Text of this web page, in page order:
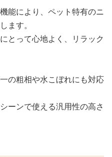
能により、ペット特有のニ
ます。
とって心地よく、リラック
の粗相や水こぼれにも対応
ーンで使える汎用性の高さ